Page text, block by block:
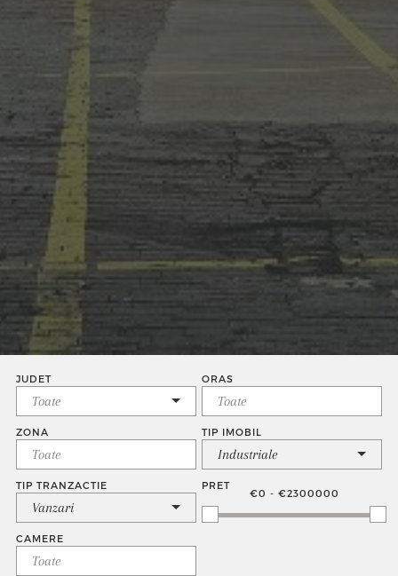
JUDET ORAS
ZONA TIP IMOBIL
Industriale
TIP TRANZACTIE
Vanzari
PRET
€0 - €2300000
CAMERE